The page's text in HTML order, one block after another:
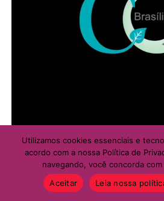
comprovante de cadastro na
que comprove a continuidade da
como contrato de aluguel ou
Utilizamos cookies essenciais e
acordo com a nossa Política de
navegando, você concorda
Aceitar
Leia nossa